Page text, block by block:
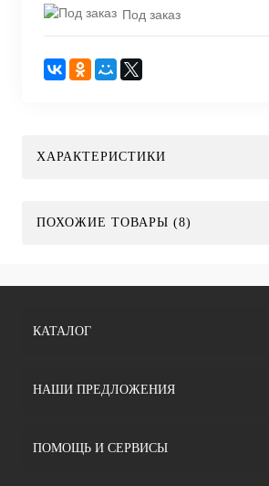
Под заказ
ХАРАКТЕРИСТИКИ
ПОХОЖИЕ ТОВАРЫ (8)
КАТАЛОГ
НАШИ ПРЕДЛОЖЕНИЯ
ПОМОЩЬ И СЕРВИСЫ